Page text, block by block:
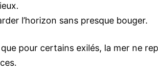
l’horizon sans presque bouger.
pour certains exilés, la mer ne